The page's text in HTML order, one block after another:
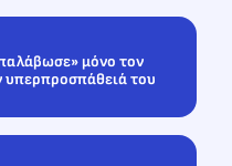
μόνο τον
του